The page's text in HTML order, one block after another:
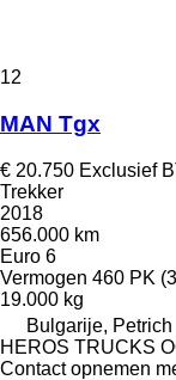
12
MAN Tgx
€ 20.750 Exclusief
Trekker
2018
656.000 km
Euro 6
Vermogen 460 PK
19.000 kg
Bulgarije, Petrich
HEROS TRUCKS
Contact opnemen